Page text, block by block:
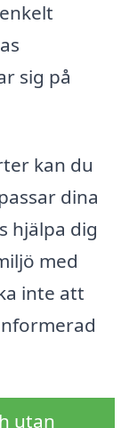
sig på
kan du
dina
hjälpa dig
med
inte att
utan